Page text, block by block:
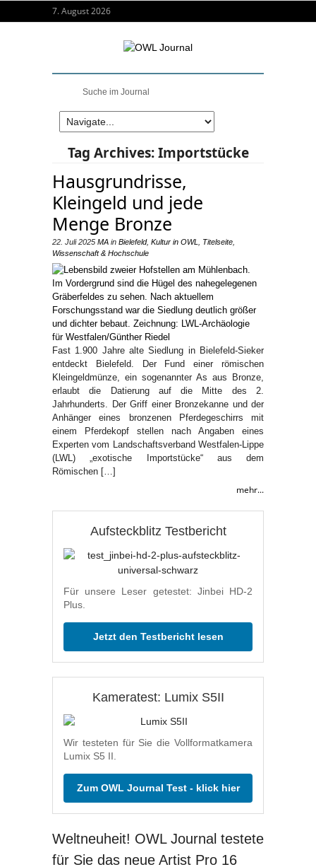
7. August 2026
Tag Archives:Importstücke
Hausgrundrisse,
Kleingeld und jede
Menge Bronze
22. Juli 2025 MA in Bielefeld, Kultur in OWL Titelseite
Wissenschaft & Hochschule
Fast 1.900 Jahre alte Siedlung in Bielefeld-Sieker
entdeckt Bielefeld. Der Fund einer römischen
Kleingeldmünze, ein sogenannter As aus Bronze,
erlaubt die Datierung auf die Mitte des 2.
Jahrhunderts. Der Griff einer Bronzekanne und der
Anhänger eines bronzenen Pferdegeschirrs mit
einem Pferdekopf stellen nach Angaben eines
Experten vom Landschaftsverband Westfalen-Lippe
(LWL) „exotische Importstücke“ aus dem
Römischen […]
mehr...
Aufsteckblitz Testbericht
Für unsere Leser getestet: Jinbei HD-2
Plus.
Jetzt den Testbericht lesen
Kameratest: Lumix S5II
Wir testeten für Sie die Vollformatkamera
Lumix S5 II.
Zum OWL Journal Test - klick hier
Weltneuheit! OWL Journal testete
für Sie das neue Artist Pro 16